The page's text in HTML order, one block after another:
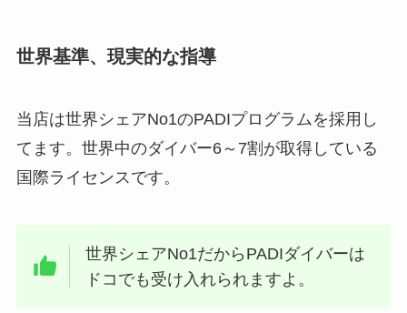
世界基準、現実的な指導
当店は世界シェアNo1のPADIプログラムを採用し
てます。世界中のダイバー6～7割が取得している
国際ライセンスです。
世界シェアNo1だからPADIダイバーは
ドコでも受け入れられますよ。